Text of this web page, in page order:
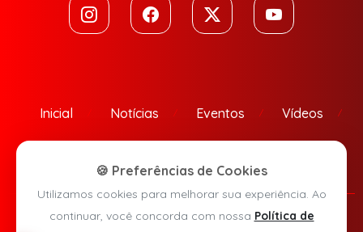
Inicial Notícias Eventos Vídeos
🍪 Preferências de Cookies
Utilizamos cookies para melhorar sua experiência. Ao
continuar, você concorda com nossa Política de